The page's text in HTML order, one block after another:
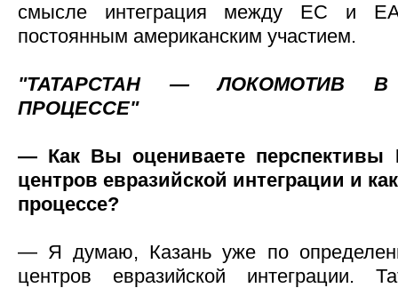
смысле интеграция между ЕС и
постоянным американским участием.
"ТАТАРСТАН — ЛОКОМОТИВ В
ПРОЦЕССЕ"
— Как Вы оцениваете перспективы
центров евразийской интеграции и
процессе?
— Я думаю, Казань уже по
центров евразийской интеграции.